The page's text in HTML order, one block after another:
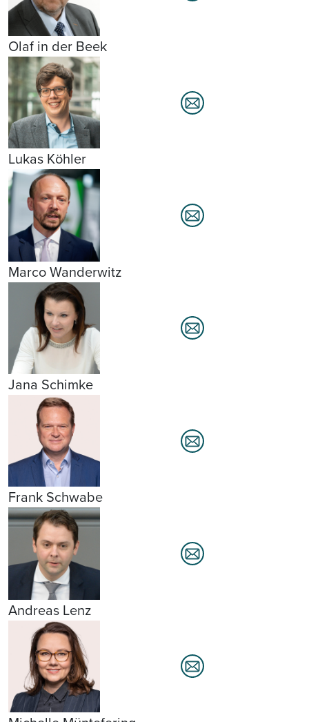
Olaf in der Beek
Lukas Köhler
Marco Wanderwitz
Jana Schimke
Frank Schwabe
Andreas Lenz